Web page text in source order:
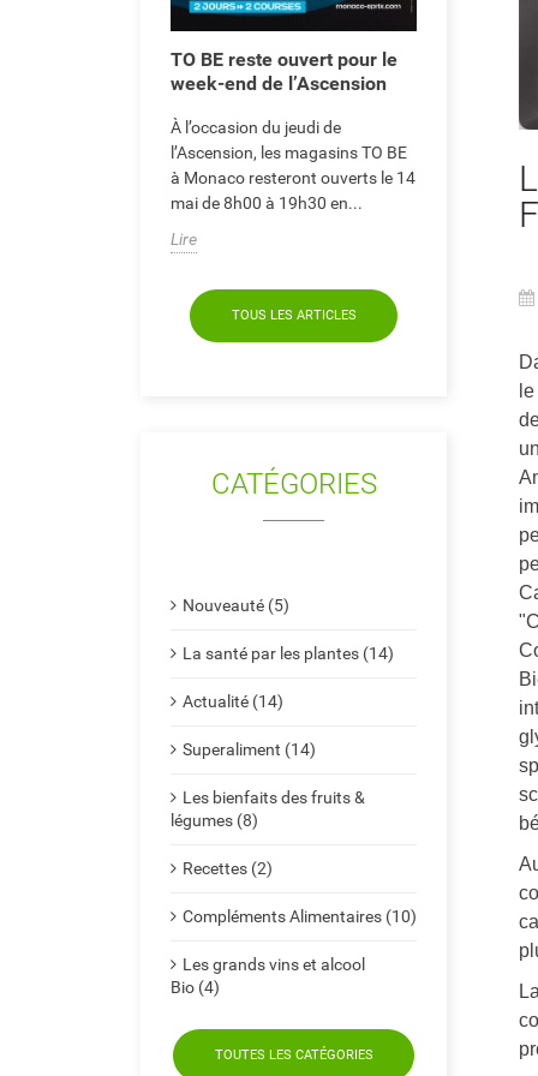
TO BE reste ouvert pour le
week-end de l’Ascension
À l’occasion du jeudi de
l’Ascension, les magasins TO BE
à Monaco resteront ouverts le 14
mai de 8h00 à 19h30 en...
Lire
TOUS LES ARTICLES
CATÉGORIES
Nouveauté (5)
La santé par les plantes (14)
Actualité (14)
Superaliment (14)
Les bienfaits des fruits &
légumes (8)
Recettes (2)
Compléments Alimentaires (10)
Les grands vins et alcool
Bio (4)
TOUTES LES CATÉGORIES